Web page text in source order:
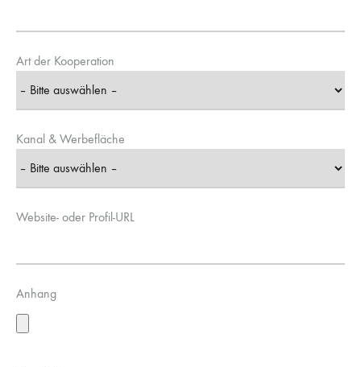
Art der Kooperation
Kanal & Werbefläche
Website- oder Profil-URL
Anhang